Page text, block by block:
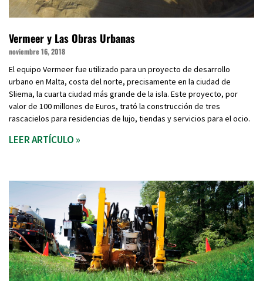
Vermeer y Las Obras Urbanas
noviembre 16, 2018
El equipo Vermeer fue utilizado para un proyecto de desarrollo
urbano en Malta, costa del norte, precisamente en la ciudad de
Sliema, la cuarta ciudad más grande de la isla. Este proyecto, por
valor de 100 millones de Euros, trató la construcción de tres
rascacielos para residencias de lujo, tiendas y servicios para el ocio.
LEER ARTÍCULO »